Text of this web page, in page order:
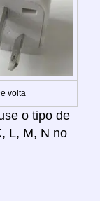
volta
o tipo de
L, M, N no